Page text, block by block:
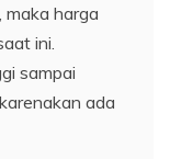
maka harga
ini.
sampai
ada